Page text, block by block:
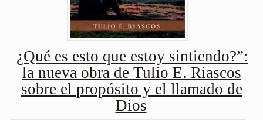
¿Qué es esto que estoy sintiendo?”:
la nueva obra de Tulio E. Riascos
sobre el propósito y el llamado de
Dios